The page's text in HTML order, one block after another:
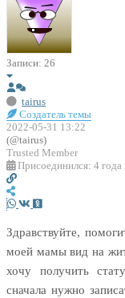
Записи: 26
tairus
Создатель темы
2022-05-31 13:22
(@tairus)
Trusted Member
Присоединился: 4 года
Здравствуйте,
моей мамы вид на
хочу получить
сначала нужно